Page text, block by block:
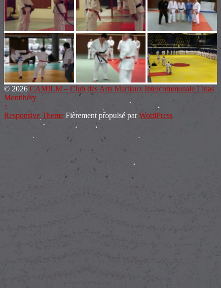
© 2026 CAMILM – Club des Arts Martiaux Intercommunale Linas
Montlhéry
↑
Responsive Theme Fièrement propulsé parWordPress